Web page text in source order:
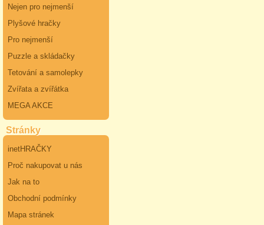
Nejen pro nejmenší
Plyšové hračky
Pro nejmenší
Puzzle a skládačky
Tetování a samolepky
Zvířata a zvířátka
MEGA AKCE
Stránky
inetHRAČKY
Proč nakupovat u nás
Jak na to
Obchodní podmínky
Mapa stránek